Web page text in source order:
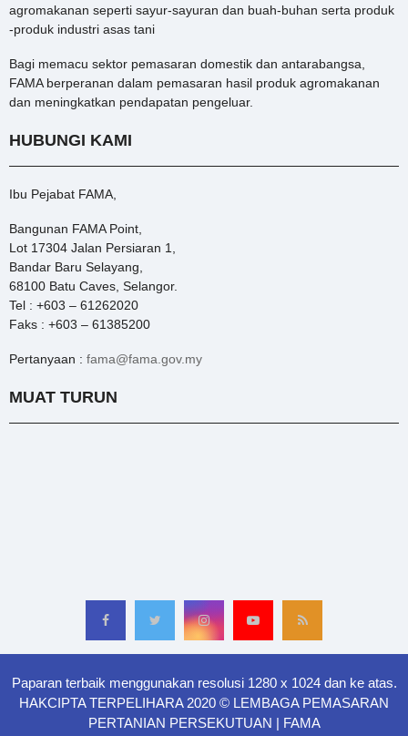
agromakanan seperti sayur-sayuran dan buah-buhan serta produk
-produk industri asas tani
Bagi memacu sektor pemasaran domestik dan antarabangsa,
FAMA berperanan dalam pemasaran hasil produk agromakanan
dan meningkatkan pendapatan pengeluar.
HUBUNGI KAMI
Ibu Pejabat FAMA,
Bangunan FAMA Point,
Lot 17304 Jalan Persiaran 1,
Bandar Baru Selayang,
68100 Batu Caves, Selangor.
Tel : +603 – 61262020
Faks : +603 – 61385200
Pertanyaan : fama@fama.gov.my
MUAT TURUN
Paparan terbaik menggunakan resolusi 1280 x 1024 dan ke atas.
HAKCIPTA TERPELIHARA 2020 © LEMBAGA PEMASARAN
PERTANIAN PERSEKUTUAN | FAMA